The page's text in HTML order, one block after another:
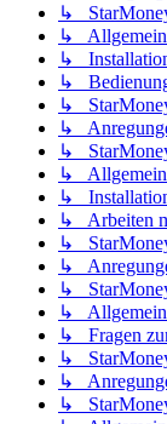
↳
↳
↳
↳
↳
↳
↳
↳
↳
↳ Arbeiten
↳
↳
↳
↳
↳ Fragen
↳
↳
↳